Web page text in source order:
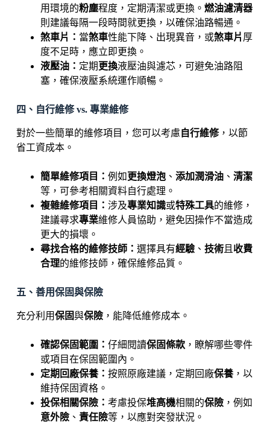
用環境的粉塵程度，定期清潔或更換。 燃油濾清器
則建議每隔一段時間就更換，以確保油路暢通。
煞車片： 當煞車性能下降、出現異音，或煞車片 厚
度不足時，應立即更換。
液壓油： 定期 更換液壓油與濾芯，可避免油路阻
塞，確保液壓系統運作順暢。
四、自行維修 vs. 專業維修
對於一些簡單的維修項目，您可以考慮 自行維修，以節
省工資成本。
簡單維修項目： 例如 更換燈泡、 添加潤滑油、 清潔
等，可參考相關資料自行處理。
複雜維修項目： 涉及專業知識或特殊工具的維修，
建議尋求專業維修人員協助，避免因操作不當造成
更大的損壞。
尋找合格的維修技師： 選擇具有經驗、 技術且 收費
合理的維修技師，確保維修品質。
五、善用保固與保險
充分利用保固與保險，能降低維修成本。
確認保固範圍： 仔細閱讀保固條款，瞭解哪些零件
或項目在保固範圍內。
定期回廠保養： 按照原廠建議，定期回廠保養，以
維持保固資格。
投保相關保險： 考慮投保堆高機相關的保險，例如
意外險、 責任險等，以應對突發狀況。